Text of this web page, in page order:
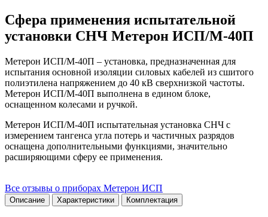
Сфера применения испытательной
установки СНЧ Метерон ИСП/М-40П
Метерон ИСП/М-40П – установка, предназначенная для
испытания основной изоляции силовых кабелей из сшитого
полиэтилена напряжением до 40 кВ сверхнизкой частоты.
Метерон ИСП/М-40П выполнена в едином блоке,
оснащенном колесами и ручкой.
Метерон ИСП/М-40П испытательная установка СНЧ с
измерением тангенса угла потерь и частичных разрядов
оснащена дополнительными функциями, значительно
расширяющими сферу ее применения.
Все отзывы о приборах Метерон ИСП
Описание Характеристики Комплектация